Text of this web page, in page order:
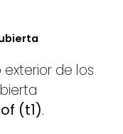
de los
(t1).